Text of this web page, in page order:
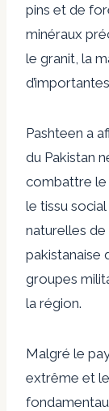
pins et de
minéraux
le granit, la
Pashteen a
du Pakistan
combattre le
le tissu
naturelles de
pakistanaise
groupes
la région.
Malgré le
extrême et